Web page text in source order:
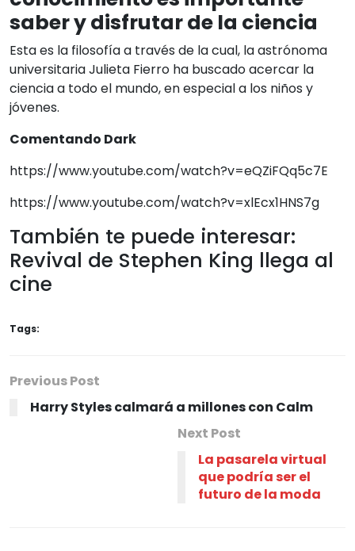
saber y disfrutar de la ciencia
Esta es la filosofía a través de la cual, la astrónoma
universitaria Julieta Fierro ha buscado acercar la
ciencia a todo el mundo, en especial a los niños y
jóvenes.
Comentando Dark
https://www.youtube.com/watch?v=eQZiFQq5c7E
https://www.youtube.com/watch?v=xlEcx1HNS7g
También te puede interesar:
Revival de Stephen King llega al
cine
Tags:
Previous Post
Harry Styles calmará a millones con Calm
Next Post
La pasarela virtual
que podría ser el
futuro de la moda